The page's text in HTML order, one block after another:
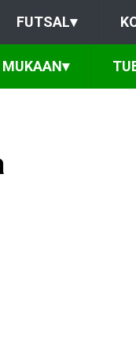
FUTSAL▾
MUKAAN▾